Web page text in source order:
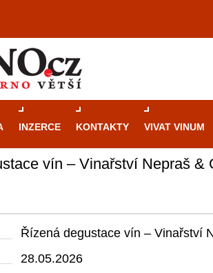
INZERCE KONTAKTY VIVAT VINUM
vín – Vinařství Nepraš &
Řízená degustace vín – Vinařství
28.05.2026
Průvodce
automaty